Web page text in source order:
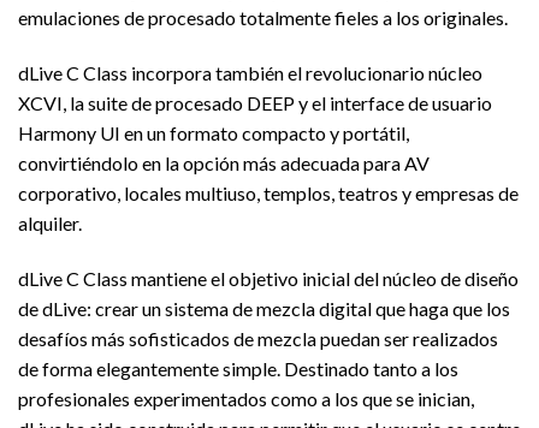
emulaciones de procesado totalmente fieles a los originales.
dLive C Class incorpora también el revolucionario núcleo
XCVI, la suite de procesado DEEP y el interface de usuario
Harmony UI en un formato compacto y portátil,
convirtiéndolo en la opción más adecuada para AV
corporativo, locales multiuso, templos, teatros y empresas de
alquiler.
dLive C Class mantiene el objetivo inicial del núcleo de diseño
de dLive: crear un sistema de mezcla digital que haga que los
desafíos más sofisticados de mezcla puedan ser realizados
de forma elegantemente simple. Destinado tanto a los
profesionales experimentados como a los que se inician,